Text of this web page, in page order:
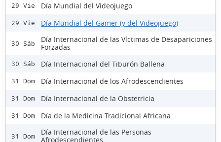
29 Vie Día Mundial del Videojuego
29 Vie Día Mundial del Gamer (y del Videojuego)
30 Sáb
Día Internacional de las Víctimas de Desapariciones
Forzadas
30 Sáb Día Internacional del Tiburón Ballena
31 Dom Día Internacional de los Afrodescendientes
31 Dom Día Internacional de la Obstetricia
31 Dom Día de la Medicina Tradicional Africana
31 Dom
Día Internacional de las Personas
Afrodescendientes